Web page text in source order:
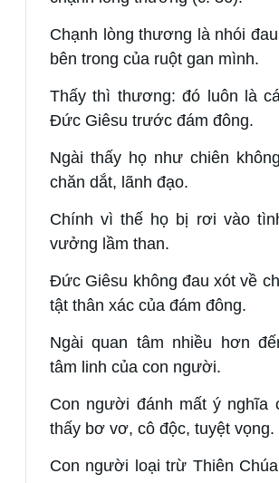
Chạnh lòng thương là nhói
bên trong của ruột gan mình.
Thấy thì thương: đó luôn là
Đức Giêsu trước đám đông.
Ngài thấy họ như chiên
chăn dắt, lãnh đạo.
Chính vì thế họ bị rơi vào
vưởng lầm than.
Đức Giêsu không đau xót về
tật thân xác của đám đông.
Ngài quan tâm nhiều hơn
tâm linh của con người.
Con người đánh mất ý nghĩa
thấy bơ vơ, cô độc, tuyệt vọng.
Con người loại trừ Thiên